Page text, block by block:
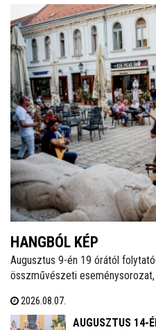
HANGBÓL KÉP
Augusztus 9-én 19 órától
összművészeti
Székesfehérvár Önkormányzata
Belvárosban.
2026.08.07.
AUGUSZTUS 14-